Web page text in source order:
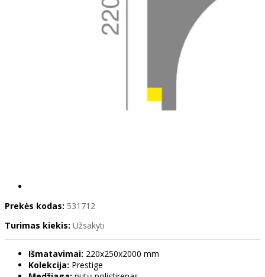
Prekės kodas: 531712
Turimas kiekis: Užsakyti
Išmatavimai: 220x250x2000 mm
Kolekcija: Prestige